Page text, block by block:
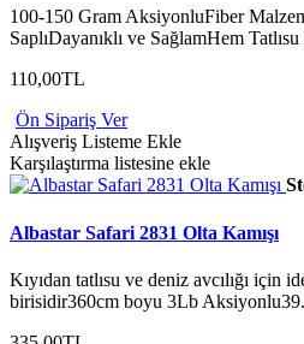
100-150 Gram AksiyonluFiber
SaplıDayanıklı ve SağlamHem
110,00TL
Ön Sipariş Ver
Alışveriş Listeme Ekle
Karşılaştırma listesine ekle
Albastar Safari 2831 Olta Kamışı
Kıyıdan tatlısu ve deniz avcılığı için
birisidir360cm boyu 3Lb